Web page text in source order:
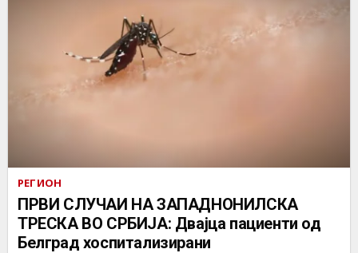
РЕГИОН
ПРВИ СЛУЧАИ НА ЗАПАДНОНИЛСКА
ТРЕСКА ВО СРБИЈА: Двајца пациенти од
Белград хоспитализирани